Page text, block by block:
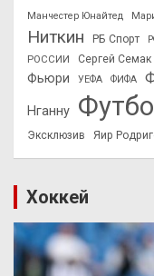
Манчестер Юнайтед
Ниткин
РБ Спорт
РОССИИ
Сергей Семак
Фьюри
УЕФА ФИФА
Нганну
Эксклюзив Яир
Хоккей